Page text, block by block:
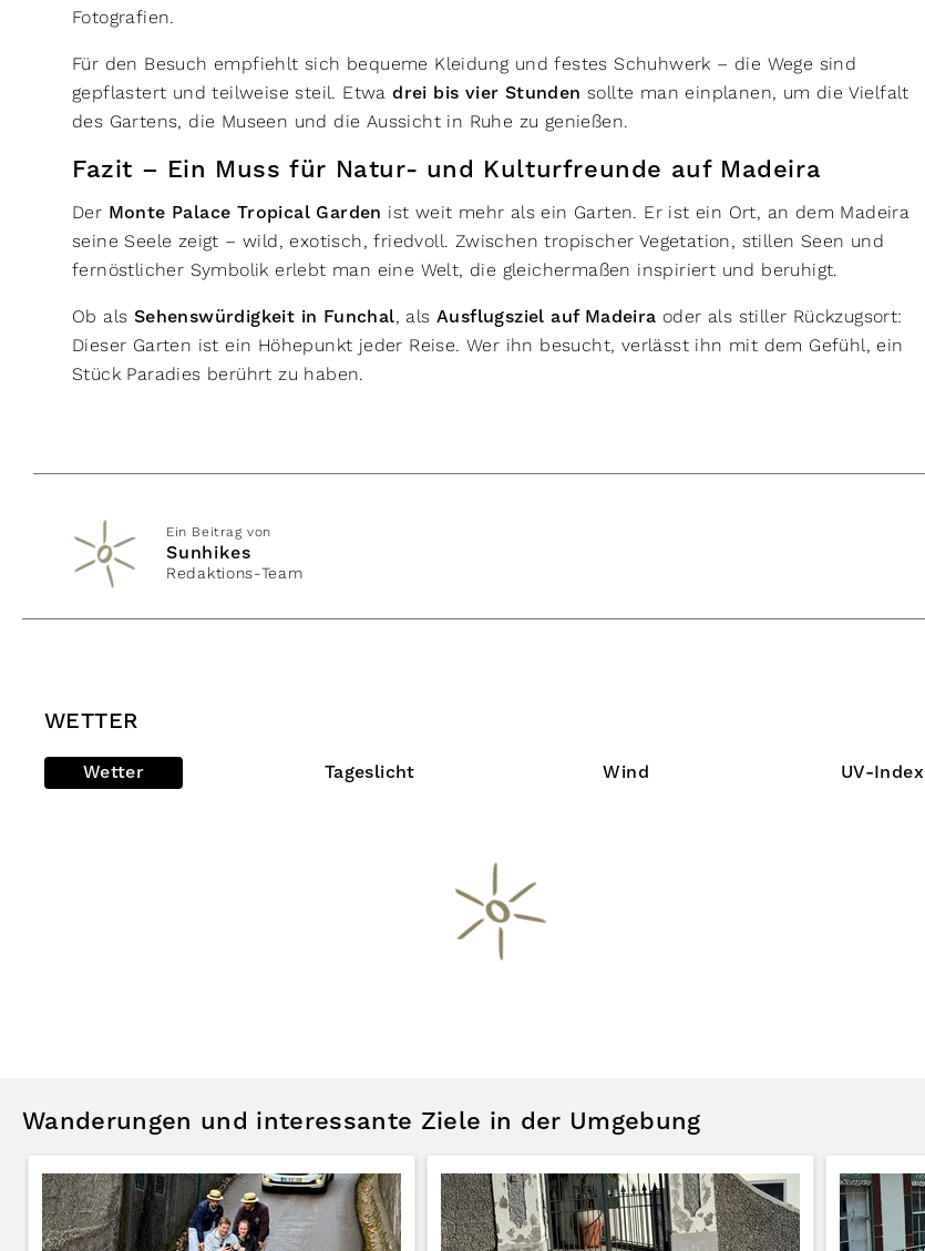
Fotografien.
Für den Besuch empfiehlt sich bequeme Kleidung und festes Schuhwerk – die Wege sind
gepflastert und teilweise steil. Etwa drei bis vier Stunden sollte man einplanen, um die Vielfalt
des Gartens, die Museen und die Aussicht in Ruhe zu genießen.
Fazit – Ein Muss für Natur- und Kulturfreunde auf Madeira
Der Monte Palace Tropical Garden ist weit mehr als ein Garten. Er ist ein Ort, an dem Madeira
seine Seele zeigt – wild, exotisch, friedvoll. Zwischen tropischer Vegetation, stillen Seen und
fernöstlicher Symbolik erlebt man eine Welt, die gleichermaßen inspiriert und beruhigt.
Ob als Sehenswürdigkeit in Funchal, alsAusflugsziel auf Madeira oder als stiller Rückzugsort:
Dieser Garten ist ein Höhepunkt jeder Reise. Wer ihn besucht, verlässt ihn mit dem Gefühl, ein
Stück Paradies berührt zu haben.
Ein Beitrag von
Sunhikes
Redaktions-Team
WETTER
Wetter Tageslicht Wind UV-Index
Wanderungen und interessante Ziele in der Umgebung